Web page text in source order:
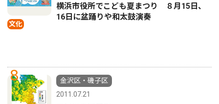
文化
横浜市役所でこども夏まつり ８月15日、
16日に盆踊りや和太鼓演奏
8
金沢区・磯子区
2011.07.21